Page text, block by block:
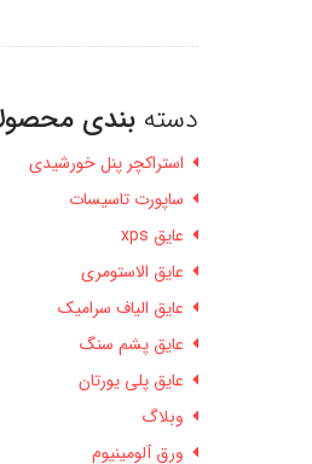
دسته بندی
استراکچر پنل خورشیدی
ساپورت تاسیسات
عایق xps
عایق الاستومری
عایق الیاف سرامیک
عایق پشم سنگ
عایق پلی یورتان
وبلاگ
ورق آلومینیوم